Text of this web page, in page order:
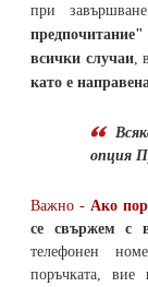
при
предпочитание"
всички случаи,
като е
опция
Важно - Ако
се свържем с
телефонен
поръчката, вие